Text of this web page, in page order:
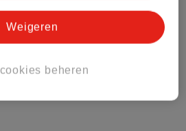
beheren
Weigeren